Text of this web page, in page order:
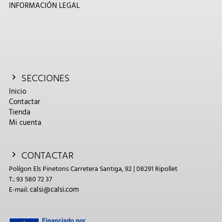
INFORMACIÓN LEGAL
SECCIONES
Inicio
Contactar
Tienda
Mi cuenta
CONTACTAR
Polígon Els Pinetons Carretera Santiga, 92 | 08291 Ripollet
T.: 93 580 72 37
E-mail:calsi@calsi.com